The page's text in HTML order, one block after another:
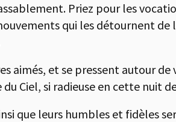
Priez pour les
qui les détournent de
aimés, et se pressent autour
Ciel, si radieuse en cette nuit
que leurs humbles et fidèles